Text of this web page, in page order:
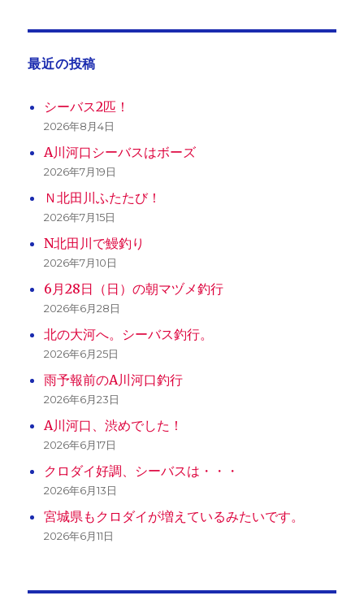
最近の投稿
シーバス2匹！
2026年8月4日
A川河口シーバスはボーズ
2026年7月19日
Ｎ北田川ふたたび！
2026年7月15日
N北田川で鰻釣り
2026年7月10日
6月28日（日）の朝マヅメ釣行
2026年6月28日
北の大河へ。シーバス釣行。
2026年6月25日
雨予報前のA川河口釣行
2026年6月23日
A川河口、渋めでした！
2026年6月17日
クロダイ好調、シーバスは・・・
2026年6月13日
宮城県もクロダイが増えているみたいです。
2026年6月11日